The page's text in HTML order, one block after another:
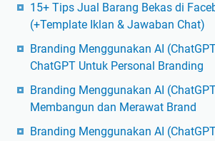
15+ Tips Jual Barang Bekas di
(+Template Iklan & Jawaban Chat)
Branding Menggunakan AI
ChatGPT Untuk Personal Branding
Branding Menggunakan AI
Membangun dan Merawat Brand
Branding Menggunakan AI